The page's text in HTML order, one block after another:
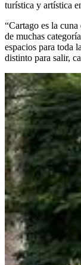
turística y artística
“Cartago es la
de muchas
espacios para toda
distinto para salir,